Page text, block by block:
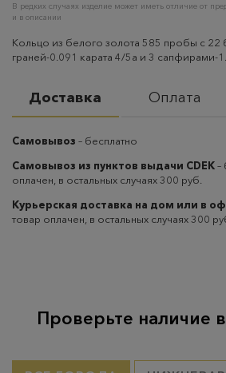
В редких случаях изделие может иметь отличие от
и в описании
Кольцо из белого золота 585 пробы с 22
граней-0.091 карата 4/5а и 3 сапфирами-
Доставка Оплата
Самовывоз – бесплатно
Самовывоз из пунктов выдачи CDEK–
оплачен, в остальных случаях 300 руб.
Курьерская доставка на дом или в
товар оплачен, в остальных случаях 300
Проверьте наличие